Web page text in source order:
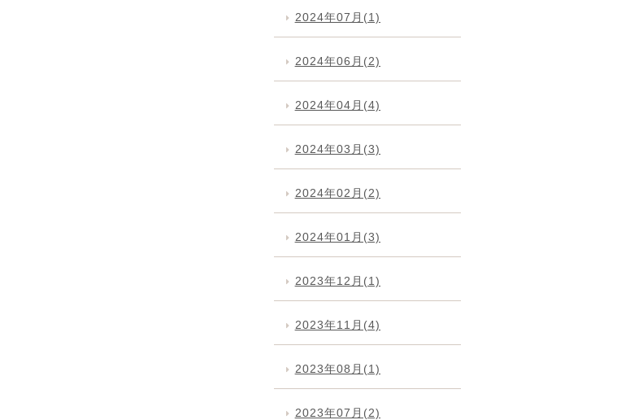
2024年07月(1)
2024年06月(2)
2024年04月(4)
2024年03月(3)
2024年02月(2)
2024年01月(3)
2023年12月(1)
2023年11月(4)
2023年08月(1)
2023年07月(2)